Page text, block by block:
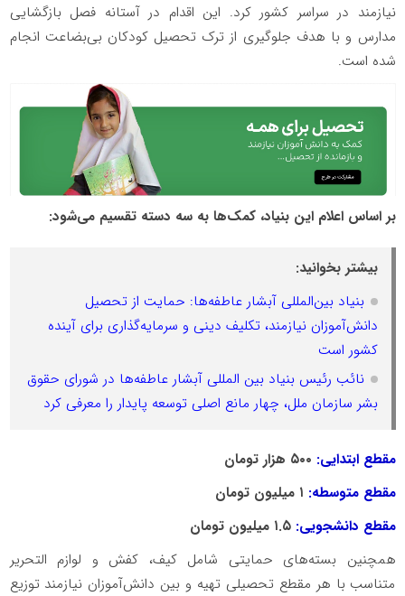
نیازمند در سراسر کشور کرد. این اقدام در آستانه فصل بازگشایی
مدارس و با هدف جلوگیری از ترک تحصیل کودکان بی‌بضاعت انجام
شده است.
بر اساس اعلام این بنیاد، کمک‌ها به سه دسته تقسیم می‌شود:
بیشتر بخوانید:
بنیاد بین‌المللی آبشار عاطفه‌ها: حمایت از تحصیل
دانش‌آموزان نیازمند، تکلیف دینی و سرمایه‌گذاری برای آینده
کشور است
نائب رئیس بنیاد بین المللی آبشار عاطفه‌ها در شورای حقوق
بشر سازمان ملل، چهار مانع اصلی توسعه پایدار را معرفی کرد
مقطع ابتدایی:
مقطع متوسطه: ۱ میلیون تومان
مقطع دانشجویی:۱.۵ میلیون تومان
همچنین بسته‌های حمایتی شامل کیف، کفش و لوازم التحریر
متناسب با هر مقطع تحصیلی تهیه و بین دانش‌آموزان نیازمند توزیع